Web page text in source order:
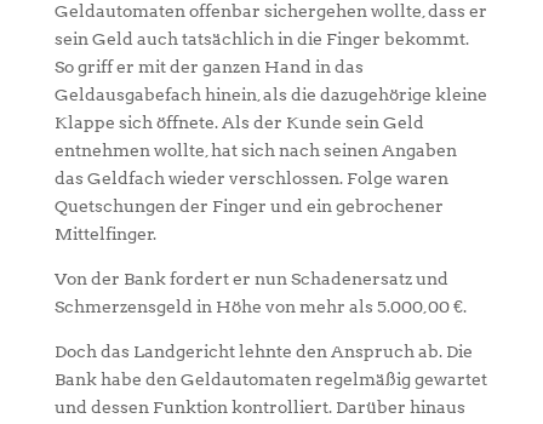
Geldautomaten offenbar sichergehen wollte, dass er
sein Geld auch tatsächlich in die Finger bekommt.
So griff er mit der ganzen Hand in das
Geldausgabefach hinein, als die dazugehörige kleine
Klappe sich öffnete. Als der Kunde sein Geld
entnehmen wollte, hat sich nach seinen Angaben
das Geldfach wieder verschlossen. Folge waren
Quetschungen der Finger und ein gebrochener
Mittelfinger.
Von der Bank fordert er nun Schadenersatz und
Schmerzensgeld in Höhe von mehr als 5.000,00 €.
Doch das Landgericht lehnte den Anspruch ab. Die
Bank habe den Geldautomaten regelmäßig gewartet
und dessen Funktion kontrolliert. Darüber hinaus